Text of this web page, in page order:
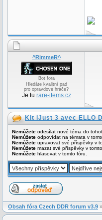
^RimmeR^
Bot fora
Hledáte kvalitní pad
pro opravdové hráče?
Je tu rare-items.cz
Kit iJust 3 avec ELLO
Nemůžete odesílat nové téma do
Nemůžete odpovídat na témata v
Nemůžete upravovat své příspěvky v
Nemůžete mazat své příspěvky v tomto
Nemůžete hlasovat v tomto fóru.
Obsah fóra Czech DDR forum v3.9 »